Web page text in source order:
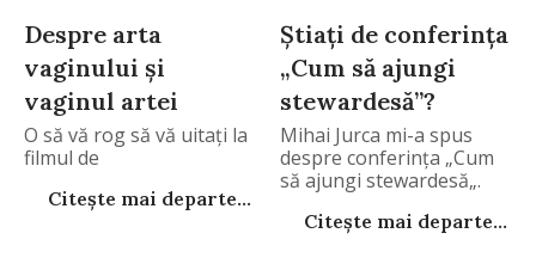
Despre arta
vaginului şi
vaginul artei
O să vă rog să vă uitaţi la
filmul de
Citește mai departe...
Ştiaţi de conferinţa
„Cum să ajungi
stewardesă”?
Mihai Jurca mi-a spus
despre conferinţa „Cum
să ajungi stewardesă„.
Citește mai departe...